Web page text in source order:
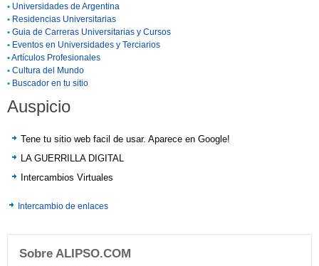
• Universidades de Argentina
• Residencias Universitarias
• Guia de Carreras Universitarias y Cursos
• Eventos en Universidades y Terciarios
•Artículos Profesionales
• Cultura del Mundo
• Buscador en tu sitio
Auspicio
Tene tu sitio web facil de usar. Aparece en Google!
LA GUERRILLA DIGITAL
Intercambios Virtuales
Intercambio de enlaces
Sobre ALIPSO.COM